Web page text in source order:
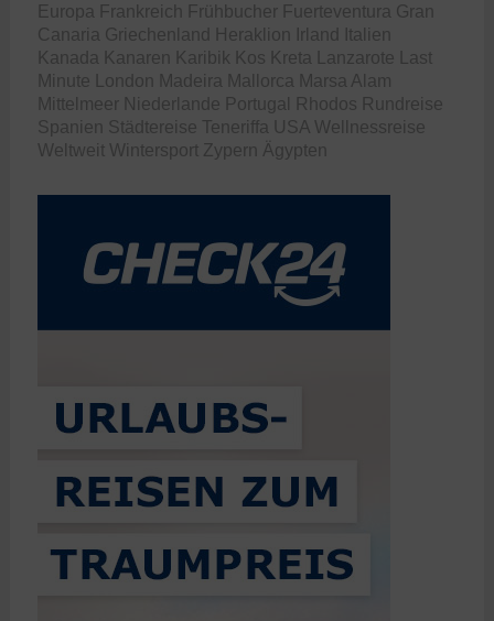
Europa Frankreich Frühbucher Fuerteventura Gran
Canaria Griechenland Heraklion Irland
Italien
Kanada Kanaren Karibik Kos Kreta Lanzarote Last
Minute London Madeira Mallorca Marsa Alam
Mittelmeer Niederlande Portugal Rhodos Rundreise
Spanien Städtereise Teneriffa USA Wellnessreise
Weltweit Wintersport Zypern Ägypten